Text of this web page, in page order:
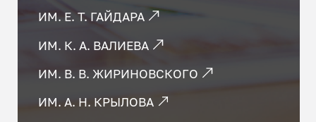
ИМ. Е. Т. ГАЙДАРА
ИМ. К. А. ВАЛИЕВА
ИМ. В. В. ЖИРИНОВСКОГО
ИМ. А. Н. КРЫЛОВА